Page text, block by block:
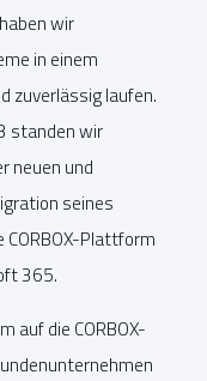
wir
in einem
zuverlässig laufen.
standen wir
neuen und
seines
Plattform
365.
auf die CORBOX-